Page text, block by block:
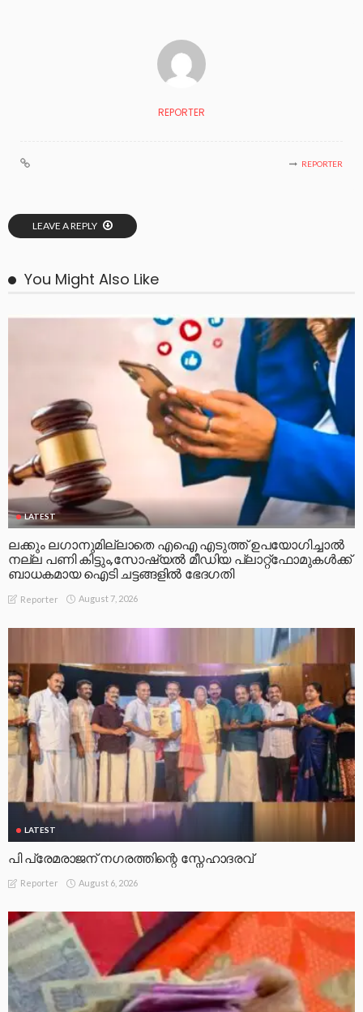
REPORTER
REPORTER
LEAVE A REPLY
You Might Also Like
LATEST
ലക്കും ലഗാനുമില്ലാതെ എഐ എടുത്ത് ഉപയോഗിച്ചാല്‍
നല്ല പണി കിട്ടും,സോഷ്യല്‍ മീഡിയ പ്ലാറ്റ്‌ഫോമുകള്‍ക്ക്
ബാധകമായ ഐടി ചട്ടങ്ങളില്‍ ഭേദഗതി
Reporter August 7, 2026
LATEST
പി പ്രേമരാജന് നഗരത്തിന്റെ സ്നേഹാദരവ്
Reporter August 6, 2026